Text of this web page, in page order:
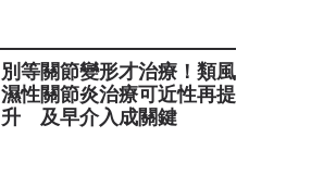
別等關節變形才治療！類風
濕性關節炎治療可近性再提
升 及早介入成關鍵